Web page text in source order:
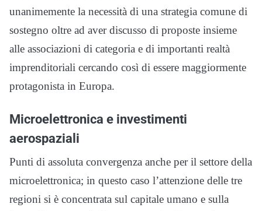
unanimemente la necessità di una strategia comune di
sostegno oltre ad aver discusso di proposte insieme
alle associazioni di categoria e di importanti realtà
imprenditoriali cercando così di essere maggiormente
protagonista in Europa.
Microelettronica e investimenti
aerospaziali
Punti di assoluta convergenza anche per il settore della
microelettronica; in questo caso l’attenzione delle tre
regioni si è concentrata sul capitale umano e sulla